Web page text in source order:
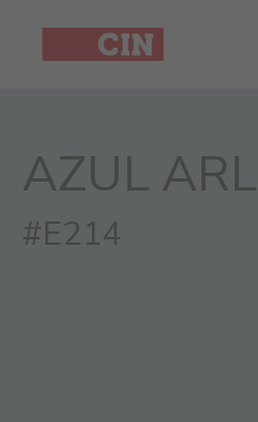
Cor
Azul
para
exteriores
AZUL
#E214